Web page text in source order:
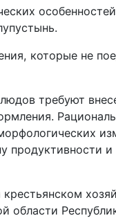
.
которые не
требуют
продуктивности
области